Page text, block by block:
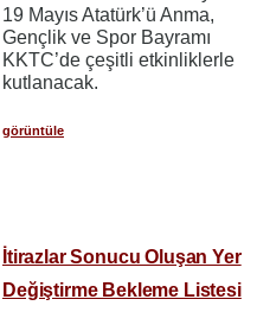
19 Mayıs Atatürk’ü Anma,
Gençlik ve Spor Bayramı
KKTC’de çeşitli etkinliklerle
kutlanacak.
görüntüle
İtirazlar Sonucu Oluşan Yer
Değiştirme Bekleme Listesi